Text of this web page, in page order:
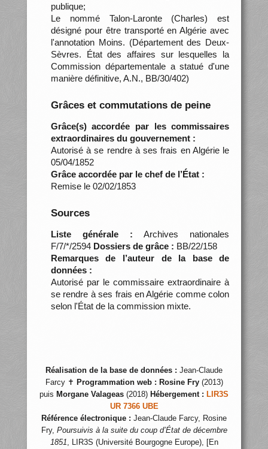
publique;
Le nommé Talon-Laronte (Charles) est
désigné pour être transporté en Algérie avec
l'annotation Moins. (Département des Deux-
Sèvres. État des affaires sur lesquelles la
Commission départementale a statué d'une
manière définitive, A.N., BB/30/402)
Grâces et commutations de peine
Grâce(s) accordée par les commissaires
extraordinaires du gouvernement :
Autorisé à se rendre à ses frais en Algérie le
05/04/1852
Grâce accordée par le chef de l’État :
Remise le 02/02/1853
Sources
Liste générale : Archives nationales
F/7/*/2594 Dossiers de grâce : BB/22/158
Remarques de l’auteur de la base de
données :
Autorisé par le commissaire extraordinaire à
se rendre à ses frais en Algérie comme colon
selon l'État de la commission mixte.
Réalisation de la base de données : Jean-Claude
Farcy ✝ Programmation web : Rosine Fry(2013)
puis Morgane Valageas (2018) Hébergement : LIR3S
UR 7366 UBE
Référence électronique : Jean-Claude Farcy, Rosine
Fry, Poursuivis à la suite du coup d’État de décembre
1851, LIR3S (Université Bourgogne Europe), [En